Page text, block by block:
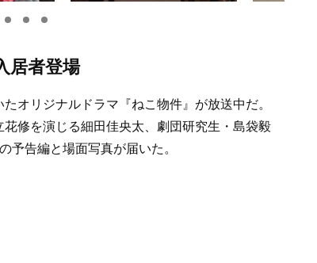
居者登場
オリジナルドラマ『ねこ物件』が放送中だ。
修を演じる細田佳央太、劇団研究生・島袋毅
予告編と場面写真が届いた。